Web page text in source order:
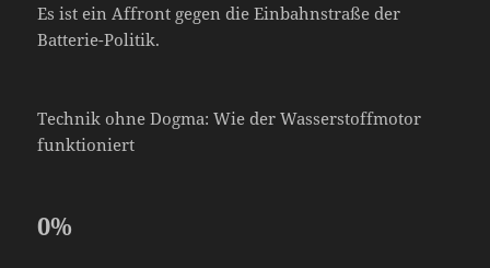
Es ist ein Affront gegen die Einbahnstraße der
Batterie-Politik.
Technik ohne Dogma: Wie der Wasserstoffmotor
funktioniert
0%